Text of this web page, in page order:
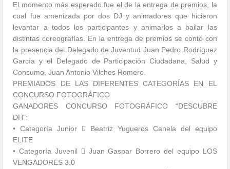
El momento más esperado fue el de la entrega de premios, la
cual fue amenizada por dos DJ y animadores que hicieron
levantar a todos los participantes y animarlos a bailar las
distintas coreografías. En la entrega de premios se contó con
la presencia del Delegado de Juventud Juan Pedro Rodríguez
García y el Delegado de Participación Ciudadana, Salud y
Consumo, Juan Antonio Vilches Romero.
PREMIADOS DE LAS DIFERENTES CATEGORÍAS EN EL
CONCURSO FOTOGRÁFICO
GANADORES CONCURSO FOTOGRÁFICO “DESCUBRE
DH”:
• Categoría Junior  Beatriz Yugueros Canela del equipo
ELITE
• Categoría Juvenil  Juan Gaspar Borrero del equipo LOS
VENGADORES 3.0